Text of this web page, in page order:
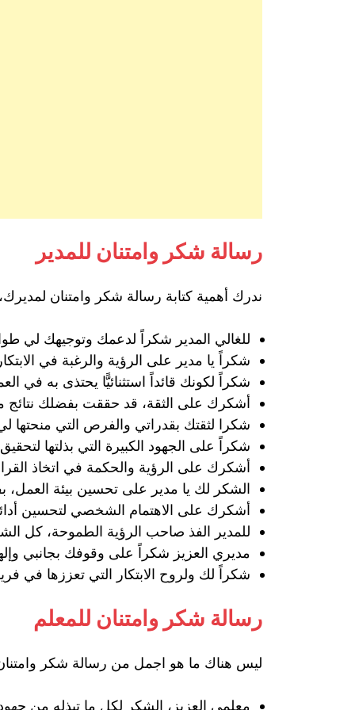
رسالة شكر وامتنان للمدير
ندرك أهمية كتابة رسالة شكر وامتنان
للغالي المدير شكراً لدعمك وتوجيهك لي
شكراً يا مدير على الرؤية والرغبة في
شكراً لكونك قائداً استثنائيًّا يحتذى به في
أشكرك على الثقة، قد حققت بفضلك نتائج
شكرا لثقتك بقدراتي والفرص التي
شكراً على الجهود الكبيرة التي بذلتها
أشكرك على الرؤية والحكمة في اتخاذ
الشكر لك يا مدير على تحسين بيئة العمل،
أشكرك على الاهتمام الشخصي لتحسين
للمدير الفذ صاحب الرؤية الطموحة، كل
مديري العزيز شكراً على وقوفك بجانبي
شكراً لك ولروح الابتكار التي تعززها في
رسالة شكر وامتنان للمعلم
ليس هناك ما هو اجمل من رسالة شكر وامتنان
معلمي العزيز، الشكر لكل ما تبذله من